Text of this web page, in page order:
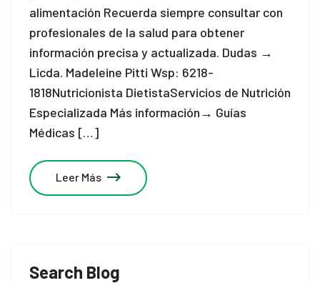
Search Blog
alimentación Recuerda siempre consultar con
profesionales de la salud para obtener
información precisa y actualizada. Dudas →
Licda. Madeleine Pitti Wsp: 6218-
1818Nutricionista DietistaServicios de Nutrición
Especializada Más información→ Guías
Médicas […]
Leer Más